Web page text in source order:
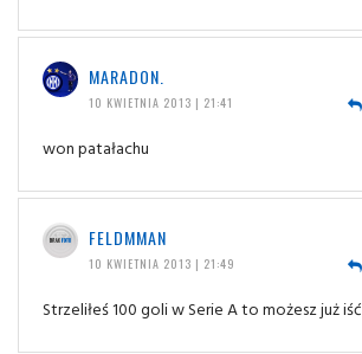
MARADON.
10 KWIETNIA 2013 | 21:41
won patałachu
FELDMMAN
10 KWIETNIA 2013 | 21:49
Strzeliłeś 100 goli w Serie A to możesz już